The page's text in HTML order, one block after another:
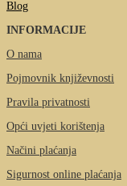
Blog
INFORMACIJE
O nama
Pojmovnik književnosti
Pravila privatnosti
Opći uvjeti korištenja
Načini plaćanja
Sigurnost online plaćanja